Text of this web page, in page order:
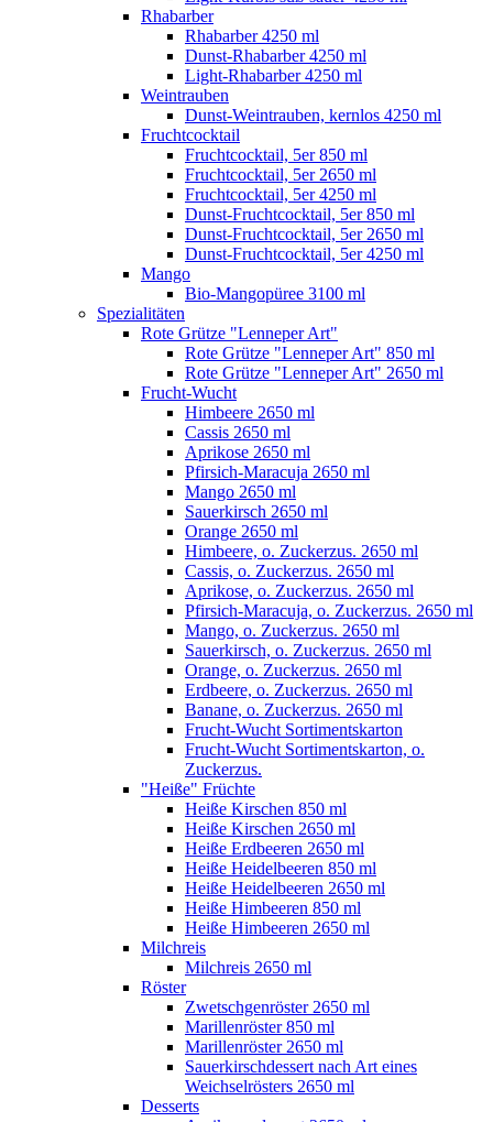
Rhabarber
Rhabarber 4250 ml
Dunst-Rhabarber 4250 ml
Light-Rhabarber 4250 ml
Weintrauben
Dunst-Weintrauben, kernlos 4250 ml
Fruchtcocktail
Fruchtcocktail, 5er 850 ml
Fruchtcocktail, 5er 2650 ml
Fruchtcocktail, 5er 4250 ml
Dunst-Fruchtcocktail, 5er 850 ml
Dunst-Fruchtcocktail, 5er 2650 ml
Dunst-Fruchtcocktail, 5er 4250 ml
Mango
Bio-Mangopüree 3100 ml
Spezialitäten
Rote Grütze "Lenneper Art"
Rote Grütze "Lenneper Art" 850 ml
Rote Grütze "Lenneper Art" 2650 ml
Frucht-Wucht
Himbeere 2650 ml
Cassis 2650 ml
Aprikose 2650 ml
Pfirsich-Maracuja 2650 ml
Mango 2650 ml
Sauerkirsch 2650 ml
Orange 2650 ml
Himbeere, o. Zuckerzus. 2650 ml
Cassis, o. Zuckerzus. 2650 ml
Aprikose, o. Zuckerzus. 2650 ml
Pfirsich-Maracuja, o. Zuckerzus. 2650 ml
Mango, o. Zuckerzus. 2650 ml
Sauerkirsch, o. Zuckerzus. 2650 ml
Orange, o. Zuckerzus. 2650 ml
Erdbeere, o. Zuckerzus. 2650 ml
Banane, o. Zuckerzus. 2650 ml
Frucht-Wucht Sortimentskarton
Frucht-Wucht Sortimentskarton, o.
Zuckerzus.
"Heiße" Früchte
Heiße Kirschen 850 ml
Heiße Kirschen 2650 ml
Heiße Erdbeeren 2650 ml
Heiße Heidelbeeren 850 ml
Heiße Heidelbeeren 2650 ml
Heiße Himbeeren 850 ml
Heiße Himbeeren 2650 ml
Milchreis
Milchreis 2650 ml
Röster
Zwetschgenröster 2650 ml
Marillenröster 850 ml
Marillenröster 2650 ml
Sauerkirschdessert nach Art eines
Weichselrösters 2650 ml
Desserts